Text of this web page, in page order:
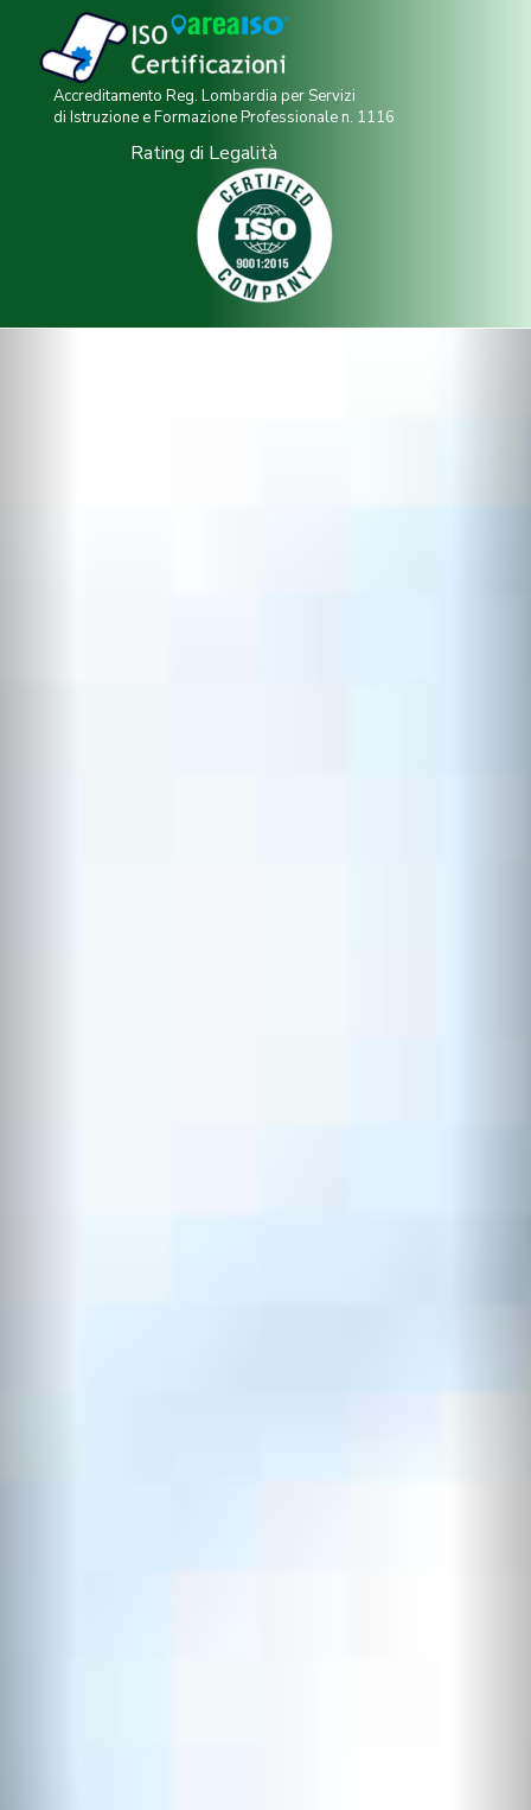
Accreditamento Reg. Lombardia per Servizi
di Istruzione e Formazione Professionale n. 1116
Rating di Legalità